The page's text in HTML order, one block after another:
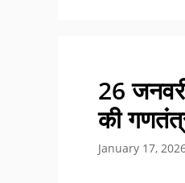
26
की
January 17,